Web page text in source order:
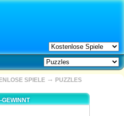
SPIELE → PUZZLES
GEWINNT